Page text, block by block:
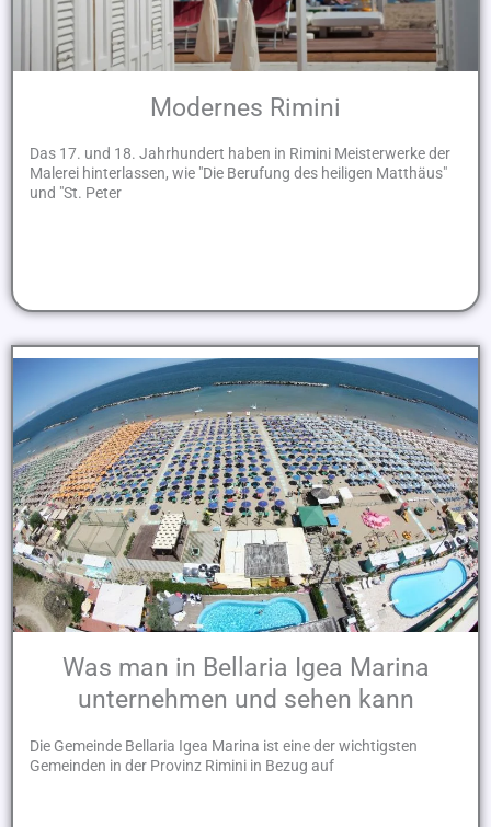
Modernes Rimini
Das 17. und 18. Jahrhundert haben in Rimini Meisterwerke der
Malerei hinterlassen, wie "Die Berufung des heiligen Matthäus"
und "St. Peter
Was man in Bellaria Igea Marina
unternehmen und sehen kann
Die Gemeinde Bellaria Igea Marina ist eine der wichtigsten
Gemeinden in der Provinz Rimini in Bezug auf